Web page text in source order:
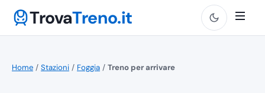
TrovaTreno.it
Home / Stazioni / Foggia / Treno per arrivare